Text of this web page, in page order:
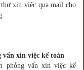
xin việc qua mail cho
xin việc kế toán
phỏng vấn xin việc kế